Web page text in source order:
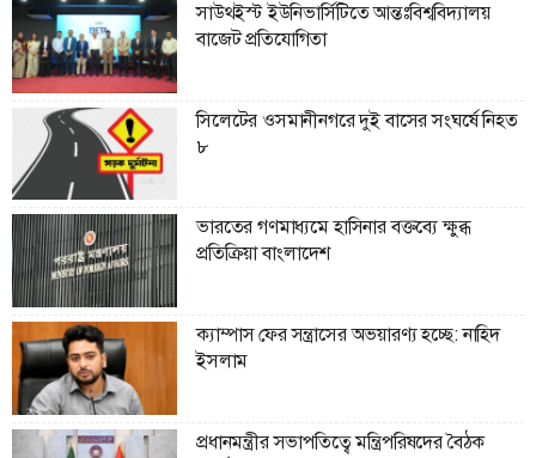
সাউথইস্ট ইউনিভার্সিটিতে আন্তঃবিশ্ববিদ্যালয়
বাজেট প্রতিযোগিতা
সিলেটের ওসমানীনগরে দুই বাসের সংঘর্ষে নিহত
৮
ভারতের গণমাধ্যমে হাসিনার বক্তব্যে ক্ষুব্ধ
প্রতিক্রিয়া বাংলাদেশ
ক্যাম্পাস ফের সন্ত্রাসের অভয়ারণ্য হচ্ছে: নাহিদ
ইসলাম
প্রধানমন্ত্রীর সভাপতিত্বে মন্ত্রিপরিষদের বৈঠক